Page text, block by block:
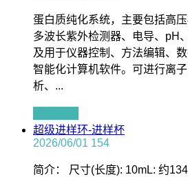
蛋白质纯化系统，主要包括高
多波长紫外检测器、电导、pH
及用于仪器控制、方法编辑、
智能化计算机软件。可进行离
析、...
超级进样环-进样杯
2026/06/01 154
简介： 尺寸(长度): 10mL: 约